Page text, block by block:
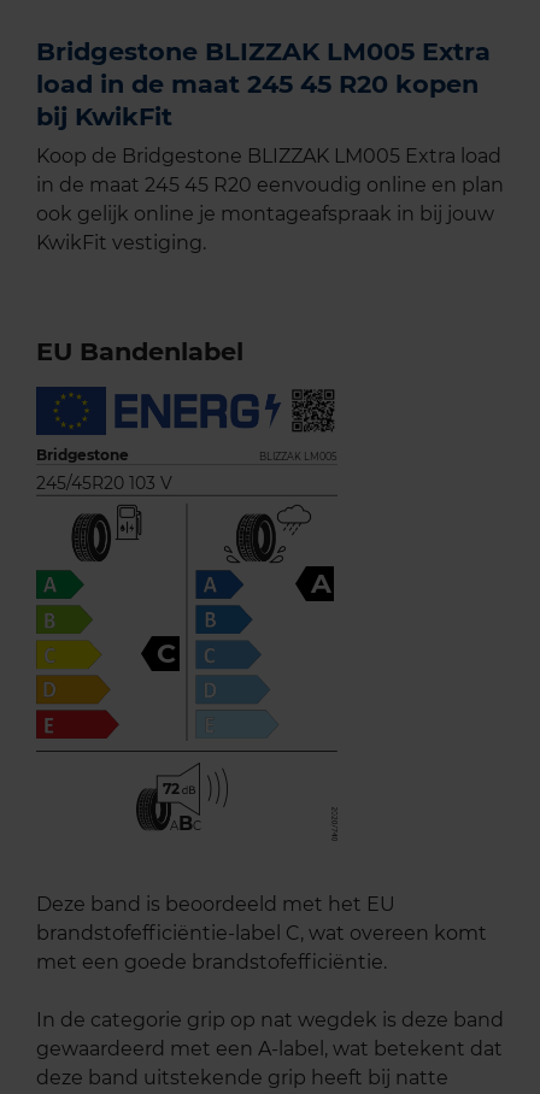
Bridgestone BLIZZAK LM005 Extra
load in de maat 245 45 R20 kopen
bij KwikFit
Koop de Bridgestone BLIZZAK LM005 Extra load
in de maat 245 45 R20 eenvoudig online en plan
ook gelijk online je montageafspraak in bij jouw
KwikFit vestiging.
EU Bandenlabel
Bridgestone BLIZZAK LM005
245/45R20 103 V
C
A
72
ABC
Deze band is beoordeeld met het EU
brandstofefficiëntie-label C, wat overeen komt
met een goede brandstofefficiëntie.
In de categorie grip op nat wegdek is deze band
gewaardeerd met een A-label, wat betekent dat
deze band uitstekende grip heeft bij natte